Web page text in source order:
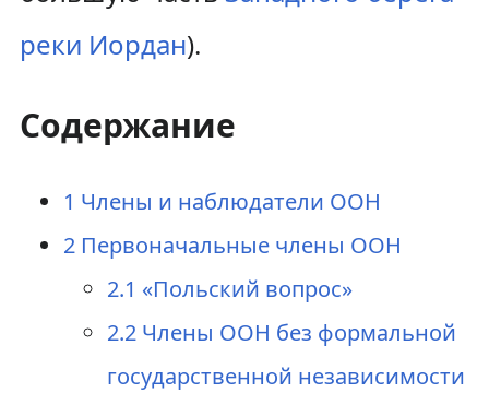
реки Иордан).
Содержание
1 Члены и наблюдатели ООН
2 Первоначальные члены ООН
2.1 «Польский вопрос»
2.2 Члены ООН без формальной
государственной независимости